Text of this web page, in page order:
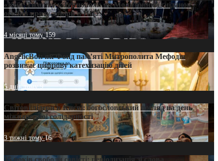
«Кейс Тихона» у Тернополі: як Молитовний сніданок
оголив кризу довіри в ПЦУ
4 місяці тому159
AngelicBot: як Фонд пам’яті Митрополита Мефодія
розвиває цифрову катехизацію дітей
5 днів тому9
Світові лідери в Києві: богословський погляд на день
міжнародної солідарності
3 тижні тому16
35 років свободи совісті: періодизація зі слова